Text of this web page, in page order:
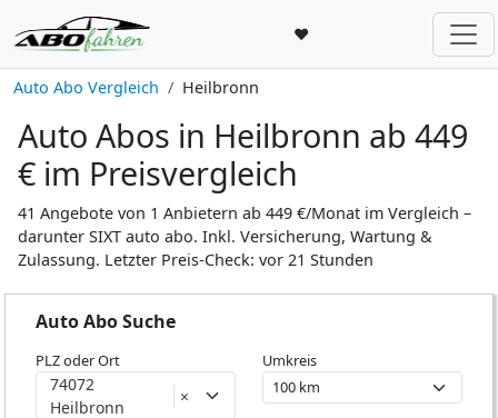
♥
Auto Abo Vergleich Heilbronn
Auto Abos in Heilbronn ab 449
€ im Preisvergleich
41 Angebote von 1 Anbietern ab 449 €/Monat im Vergleich –
darunter SIXT auto abo. Inkl. Versicherung, Wartung &
Zulassung. Letzter Preis-Check: vor 21 Stunden
Auto Abo Suche
PLZ oder Ort
74072
Heilbronn
×
Umkreis